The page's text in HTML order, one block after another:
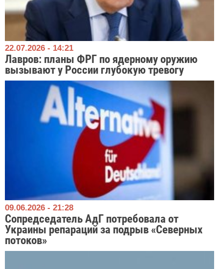
22.07.2026 - 14:21
Лавров: планы ФРГ по ядерному оружию
вызывают у России глубокую тревогу
09.06.2026 - 21:28
Сопредседатель АдГ потребовала от
Украины репараций за подрыв «Северных
потоков»